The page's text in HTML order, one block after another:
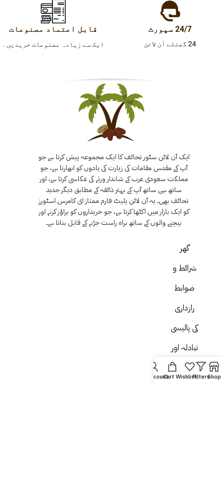
24/7 سپورٹ
24 گھنٹے آن لائن
قابل اعتماد مصنوعات
ایک سے زیادہ مصنوعات خریدیں۔
ایک آن لائن سٹور تحائف کا ایک مجموعہ پیش کرتا ہے جو
آپ کے مقدس مقامات کی زیارت کی یادوں کو ابھارتا ہے، جو
مملکت سعودی عرب کے شاندار ورثے کی عکاسی کرتا ہے، اور
ساتھ ہی ساتھ آپ کے بہتر ذائقہ کے مطابق دیگر جدید
تحائف بھی۔ یہ آن لائن پلیٹ فارم ممتاز ای کامرس اسٹورز
کو ایک بازار میں اکٹھا کرتا ہے، جو خریداروں کو براؤز کرنے اور
بیچنے والوں کے ساتھ براہ راست جڑنے کے قابل بناتا ہے۔
گھر
شرائط و
ضوابط
رازداری
کی پالیسی
تبادلہ اور
واپسی
Shop
Filters
Wishlist
Cart
My account